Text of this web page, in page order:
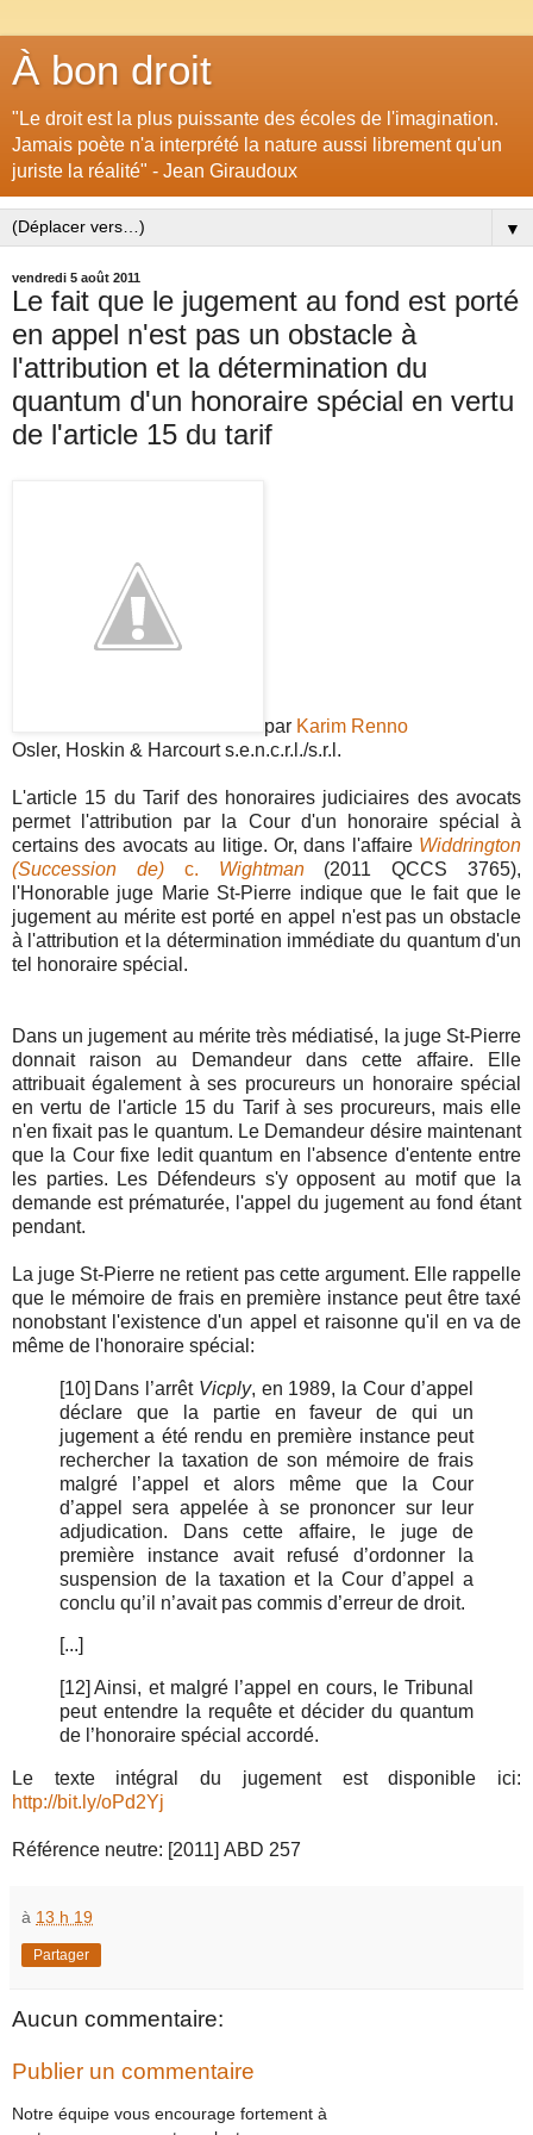
À bon droit
"Le droit est la plus puissante des écoles de l'imagination.
Jamais poète n'a interprété la nature aussi librement qu'un
juriste la réalité" - Jean Giraudoux
▼
vendredi 5 août 2011
Le fait que le jugement au fond est porté
en appel n'est pas un obstacle à
l'attribution et la détermination du
quantum d'un honoraire spécial en vertu
de l'article 15 du tarif
par Karim Renno
Osler, Hoskin & Harcourt s.e.n.c.r.l./s.r.l.
L'article 15 du Tarif des honoraires judiciaires des avocats
permet l'attribution par la Cour d'un honoraire spécial à
certains des avocats au litige. Or, dans l'affaire Widdrington
(Succession de)c. Wightman(2011 QCCS 3765),
l'Honorable juge Marie St-Pierre indique que le fait que le
jugement au mérite est porté en appel n'est pas un obstacle
à l'attribution et la détermination immédiate du quantum d'un
tel honoraire spécial.
Dans un jugement au mérite très médiatisé, la juge St-Pierre
donnait raison au Demandeur dans cette affaire. Elle
attribuait également à ses procureurs un honoraire spécial
en vertu de l'article 15 du Tarif à ses procureurs, mais elle
n'en fixait pas le quantum. Le Demandeur désire maintenant
que la Cour fixe ledit quantum en l'absence d'entente entre
les parties. Les Défendeurs s'y opposent au motif que la
demande est prématurée, l'appel du jugement au fond étant
pendant.
La juge St-Pierre ne retient pas cette argument. Elle rappelle
que le mémoire de frais en première instance peut être taxé
nonobstant l'existence d'un appel et raisonne qu'il en va de
même de l'honoraire spécial:
[10] Dans l’arrêt Vicply, en 1989, la Cour d’appel
déclare que la partie en faveur de qui un
jugement a été rendu en première instance peut
rechercher la taxation de son mémoire de frais
malgré l’appel et alors même que la Cour
d’appel sera appelée à se prononcer sur leur
adjudication. Dans cette affaire, le juge de
première instance avait refusé d’ordonner la
suspension de la taxation et la Cour d’appel a
conclu qu’il n’avait pas commis d’erreur de droit.
[...]
[12] Ainsi, et malgré l’appel en cours, le Tribunal
peut entendre la requête et décider du quantum
de l’honoraire spécial accordé.
Le texte intégral du jugement est disponible ici:
http://bit.ly/oPd2Yj
Référence neutre: [2011] ABD 257
à 13 h 19
Partager
Aucun commentaire:
Publier un commentaire
Notre équipe vous encourage fortement à